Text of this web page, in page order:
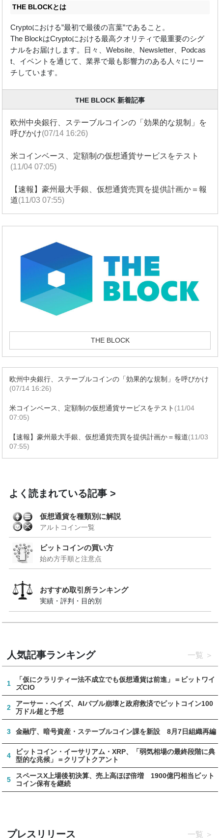
THE BLOCKとは
Cryptoにおける”最初で最後の言葉”であること。
The BlockはCryptoにおける最高クオリティで最重要のシグ
ナルをお届けします。日々、Website、Newsletter、Podcas
t、イベントを通じて、業界で最も影響力のある人々にリー
チしています。
THE BLOCK 新着記事
欧州中央銀行、ステーブルコインの「効果的な規制」を
呼びかけ(07/14 16:26)
米コインベース、定額制の仮想通貨サービスをテスト
(11/04 07:05)
【速報】豪州最大手銀、仮想通貨売買を提供計画か＝報
道(11/03 07:55)
THE BLOCK
欧州中央銀行、ステーブルコインの「効果的な規制」を呼びかけ
(07/14 16:26)
米コインベース、定額制の仮想通貨サービスをテスト (11/04
07:05)
【速報】豪州最大手銀、仮想通貨売買を提供計画か＝報道(11/03
07:55)
よく読まれている記事
仮想通貨を種類別に解説
アルトコイン一覧
ビットコインの買い方
始め方手順と注意点
おすすめ取引所ランキング
実績・評判・目的別
人気記事ランキング 一覧
1
「仮にクラリティー法不成立でも仮想通貨は前進」＝ビットワイ
ズCIO
2
アーサー・ヘイズ、AIバブル崩壊と政府救済でビットコイン100
万ドル超と予想
3 金融庁、暗号資産・ステーブルコイン課を新設 8月7日組織再編
4
ビットコイン・イーサリアム・XRP、「弱気相場の最終段階に典
型的な兆候」＝クリプトクアント
5
スペースX上場後初決算、売上高ほぼ倍増 1900億円相当ビット
コイン保有を継続
プレスリリース 一覧